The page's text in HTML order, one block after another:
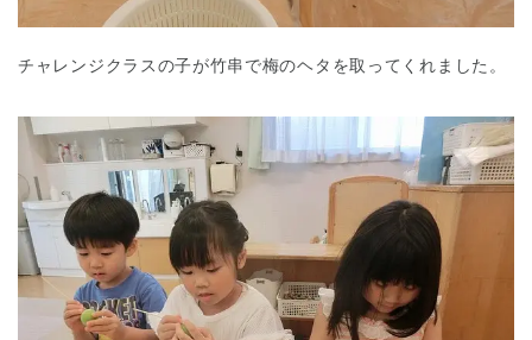
チャレンジクラスの子が竹串で梅のヘタを取ってくれました。